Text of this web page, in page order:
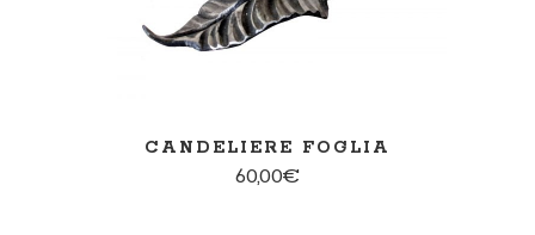
CANDELIERE FOGLIA
60,00€